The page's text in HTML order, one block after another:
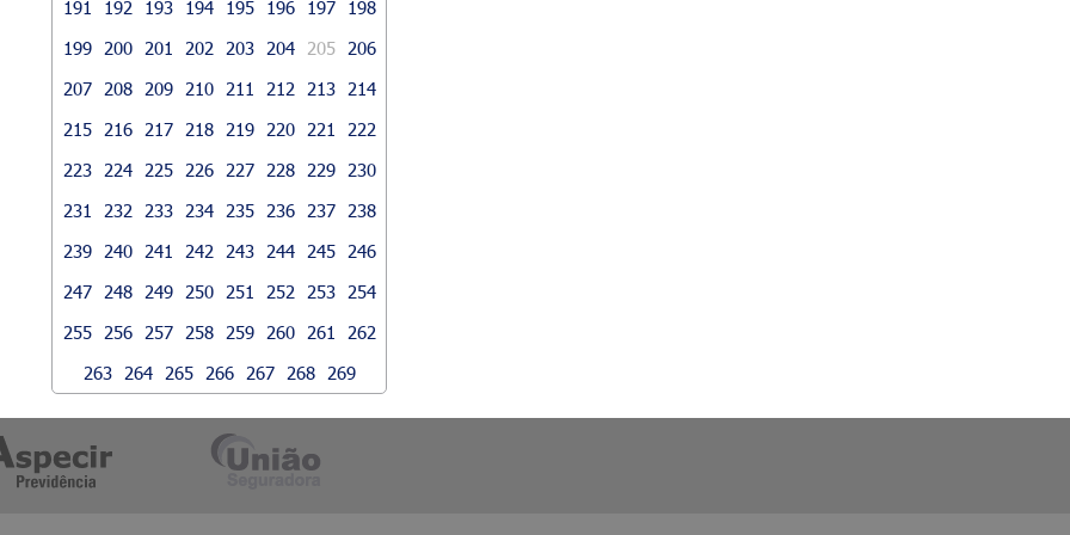
191
192 193 194 195 196 197
198
199
200 201 202 203 204 205
206
207
208 209 210 211 212 213
214
215
216 217 218 219 220 221
222
223
224 225 226 227 228 229
230
231
232 233 234 235 236 237
238
239
240 241 242 243 244 245
246
247
248 249 250 251 252 253
254
255
256 257 258 259 260 261
262
263
264 265 266 267 268 269